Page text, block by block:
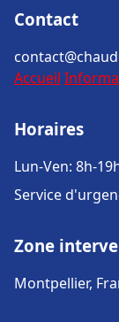
Contact
Accueil
Horaires
Lun-Ven: 8h-
Service
Zone
Montpellier,